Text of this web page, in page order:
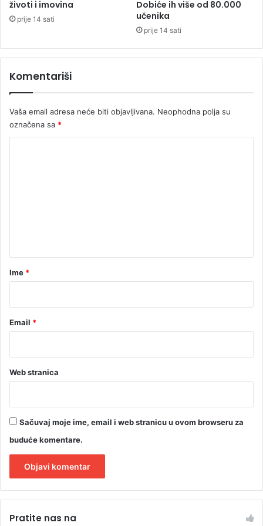
e
s
životi i imovina
prije 14 sati
Dobiće ih više od 80.000
učenika
prije 14 sati
Komentariši
Vaša email adresa neće biti objavljivana. Neophodna polja su
označena sa *
rIme *
Email *
Web stranica
Sačuvaj moje ime, email i web stranicu u ovom browseru za
buduće komentare.
tPratite nas na